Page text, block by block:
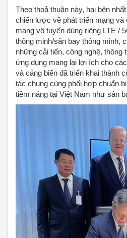
Theo thoả thuận này, hai bên
chiến lược về phát triển mạng
mạng vô tuyến dùng riêng LTE /
thông minh/sân bay thông minh,
những cải tiến, công nghệ,
ứng dụng mang lại lợi ích cho
và cảng biển đã triển khai thành
tác chung cùng phối hợp chuẩn
tiềm năng tại Việt Nam như sân